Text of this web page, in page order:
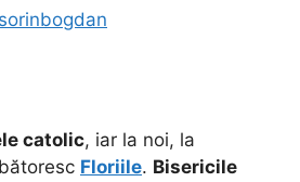
sorinbogdan
catolic, iar la noi, la
Floriile. Bisericile